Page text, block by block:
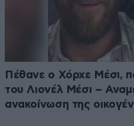
Πέθανε ο Χόρχε Μέσι,
του Λιονέλ Μέσι –
ανακοίνωση της